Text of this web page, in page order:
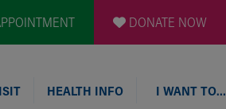
DONATE NOW
HEALTH INFO I WANT TO…